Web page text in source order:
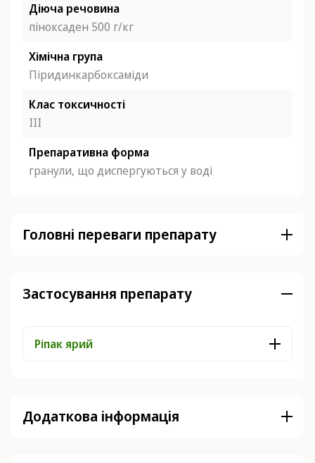
Діюча речовина
піноксаден 500 г/кг
Хімічна група
Піридинкарбоксаміди
Клас токсичності
ІІІ
Препаративна форма
гранули, що диспергуються у воді
Головні переваги препарату
Застосування препарату
Ріпак ярий
Додаткова інформація